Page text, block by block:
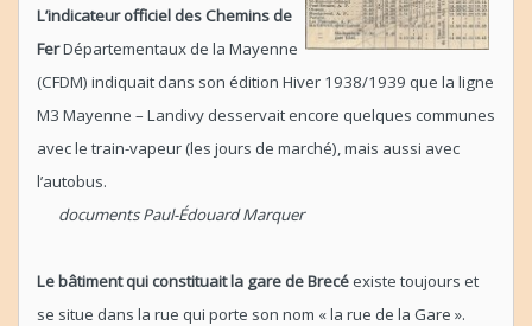
L’indicateur officiel des Chemins de
FerDépartementaux de la Mayenne
(CFDM) indiquait dans son édition Hiver 1938/1939 que la ligne
M3 Mayenne – Landivy desservait encore quelques communes
avec le train-vapeur (les jours de marché), mais aussi avec
l’autobus.
documents Paul-Édouard Marquer
Le bâtiment qui constituait la gare de Brecéexiste toujours et
se situe dans la rue qui porte son nom « la rue de la Gare ».